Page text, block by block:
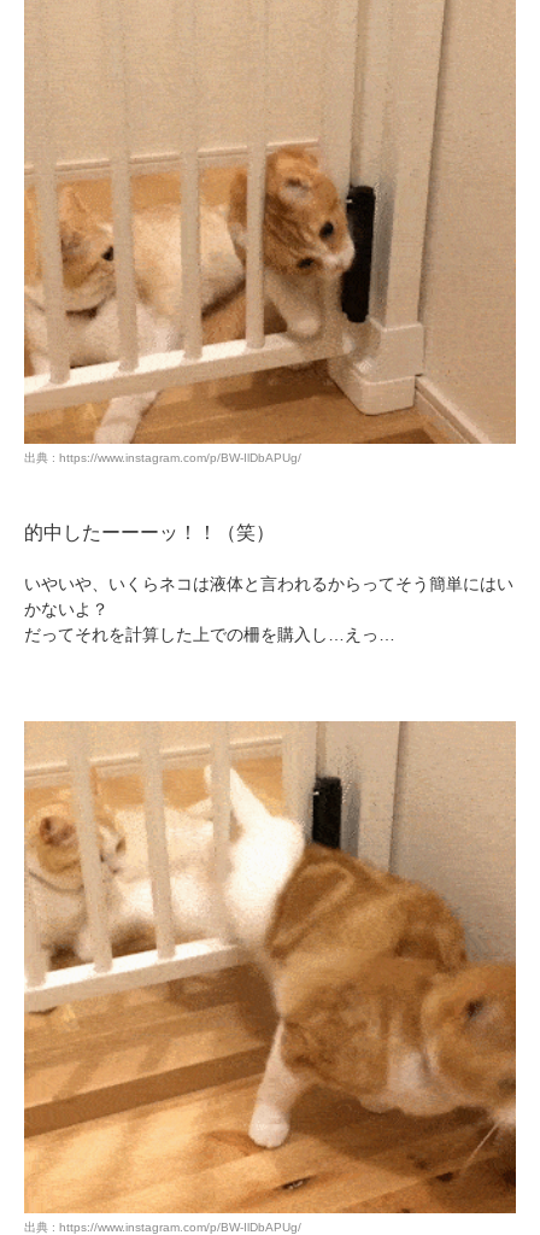
出典 : https://www.instagram.com/p/BW-IlDbAPUg/
的中したーーーッ！！（笑）
いやいや、いくらネコは液体と言われるからってそう簡単にはい
かないよ？
だってそれを計算した上での柵を購入し…えっ…
出典 : https://www.instagram.com/p/BW-IlDbAPUg/